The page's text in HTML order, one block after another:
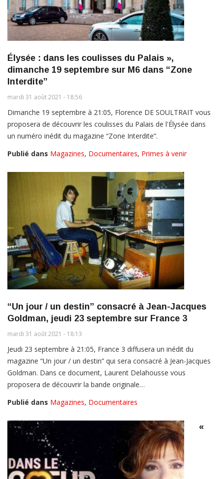
Élysée : dans les coulisses du Palais »,
dimanche 19 septembre sur M6 dans “Zone
Interdite”
mardi 31 août 2021 - 18:56
Dimanche 19 septembre à 21:05, Florence DE SOULTRAIT vous
proposera de découvrir les coulisses du Palais de l'Élysée dans
un numéro inédit du magazine “Zone Interdite”.
Publié dans Magazines, Documentaires, Primes à venir
“Un jour / un destin” consacré à Jean-Jacques
Goldman, jeudi 23 septembre sur France 3
mardi 31 août 2021 - 18:13
Jeudi 23 septembre à 21:05, France 3 diffusera un inédit du
magazine “Un jour / un destin” qui sera consacré à Jean-Jacques
Goldman. Dans ce document, Laurent Delahousse vous
proposera de découvrir la bande originale…
Publié dans Magazines, Documentaires
«